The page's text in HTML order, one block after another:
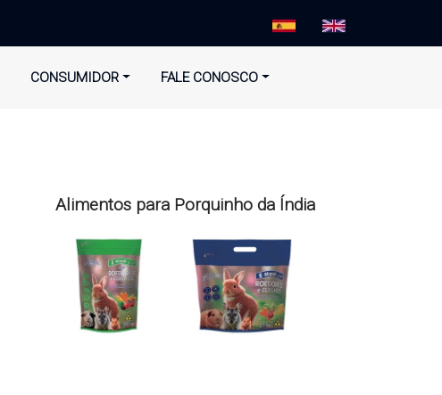
CONSUMIDOR FALE CONOSCO
Alimentos para Porquinho da Índia